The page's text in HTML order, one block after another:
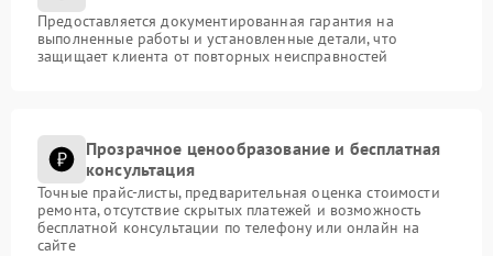
Предоставляется документированная гарантия на
выполненные работы и установленные детали, что
защищает клиента от повторных неисправностей
Прозрачное ценообразование и бесплатная
консультация
Точные прайс-листы, предварительная оценка стоимости
ремонта, отсутствие скрытых платежей и возможность
бесплатной консультации по телефону или онлайн на
сайте